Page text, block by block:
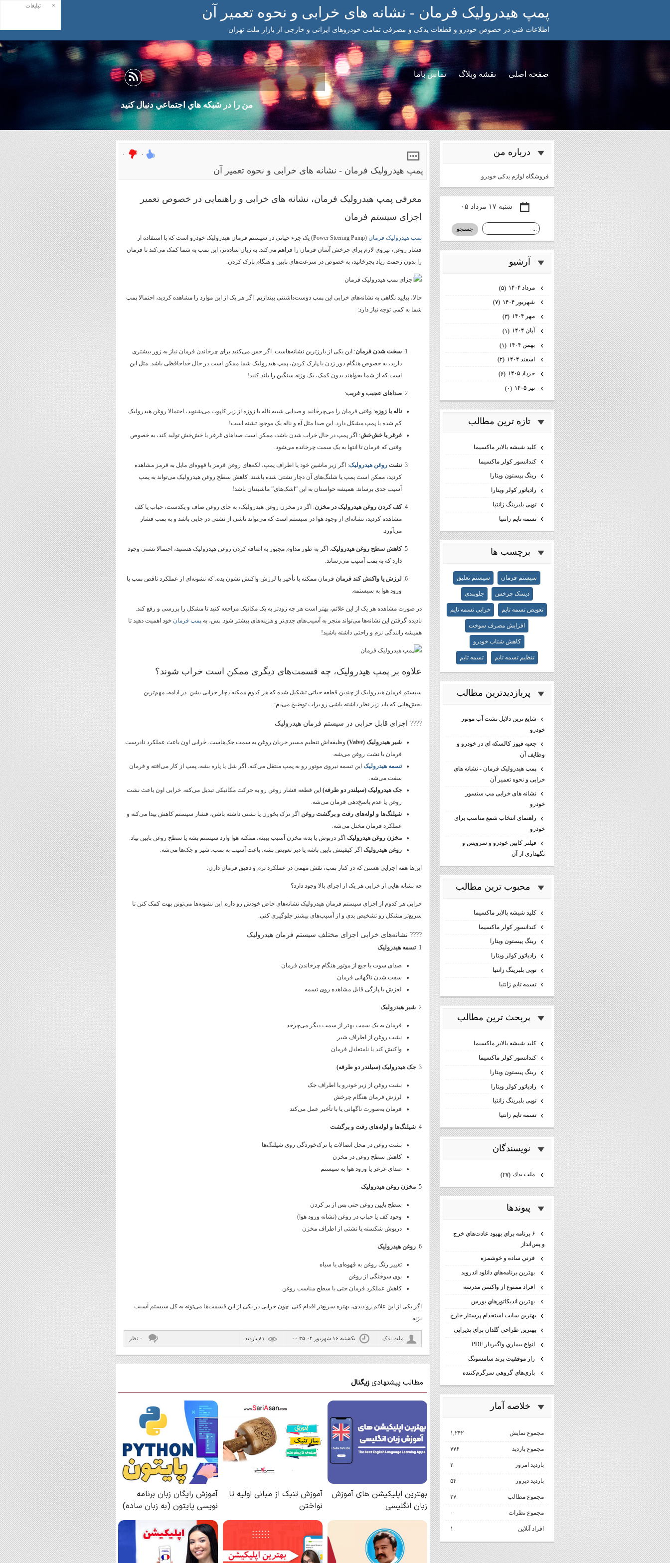
پمپ هیدرولیک فرمان - نشانه های خرابی و نحوه تعمیر آن
اطلاعات فنی در خصوص خودرو و قطعات یدکی و مصرفی تمامی خودروهای ایرانی و خارجی از بازار ملت تهران
صفحه اصلی نقشه وبلاگ تماس باما
من را در شبكه هاي اجتماعي دنبال كنيد
پمپ هیدرولیک فرمان - نشانه های خرابی و نحوه تعمیر آن
۰ ۰
معرفی پمپ هیدرولیک فرمان، نشانه های خرابی و راهنمایی در خصوص تعمیر
اجزای سیستم فرمان
پمپ هیدرولیک فرمان
(Power Steering Pump) یک جزء حیاتی در سیستم فرمان هیدرولیک خودرو است که با استفاده از
فشار روغن، نیروی لازم برای چرخش آسان فرمان را فراهم می‌کند. به زبان ساده‌تر، این پمپ به شما کمک می‌کند تا فرمان
را بدون زحمت زیاد بچرخانید، به خصوص در سرعت‌های پایین و هنگام پارک کردن.
حالا، بیایید نگاهی به نشانه‌های خرابی این پمپ دوست‌داشتنی بیندازیم. اگر هر یک از این موارد را مشاهده کردید، احتمالا پمپ
شما به کمی توجه نیاز دارد:
سخت شدن فرمان: این یکی از بارزترین نشانه‌هاست. اگر حس می‌کنید برای چرخاندن فرمان نیاز به زور بیشتری
دارید، به خصوص هنگام دور زدن یا پارک کردن، پمپ هیدرولیک شما ممکن است در حال خداحافظی باشد. مثل این
است که از شما بخواهند بدون کمک، یک وزنه سنگین را بلند کنید!
صداهای عجیب و غریب:
ناله یا زوزه: وقتی فرمان را می‌چرخانید و صدایی شبیه ناله یا زوزه از زیر کاپوت می‌شنوید، احتمالا روغن هیدرولیک
کم شده یا پمپ مشکل دارد. این صدا مثل آه و ناله یک موجود تشنه است!
غرغر یا خش‌خش: اگر پمپ در حال خراب شدن باشد، ممکن است صداهای غرغر یا خش‌خش تولید کند، به خصوص
وقتی که فرمان تا انتها به یک سمت چرخانده می‌شود.
نشت روغن هیدرولیک: اگر زیر ماشین خود یا اطراف پمپ، لکه‌های روغن قرمز یا قهوه‌ای مایل به قرمز مشاهده
کردید، ممکن است پمپ یا شلنگ‌های آن دچار نشتی شده باشند. کاهش سطح روغن هیدرولیک می‌تواند به پمپ
آسیب جدی برساند. همیشه حواستان به این “اشک‌های” ماشینتان باشد!
کف کردن روغن هیدرولیک در مخزن: اگر در مخزن روغن هیدرولیک، به جای روغن صاف و یکدست، حباب یا کف
مشاهده کردید، نشانه‌ای از وجود هوا در سیستم است که می‌تواند ناشی از نشتی در جایی باشد و به پمپ فشار
می‌آورد.
کاهش سطح روغن هیدرولیک: اگر به طور مداوم مجبور به اضافه کردن روغن هیدرولیک هستید، احتمالا نشتی وجود
دارد که به پمپ آسیب می‌رساند.
لرزش یا واکنش کند فرمان فرمان ممکنه با تأخیر یا لرزش واکنش نشون بده، که نشونه‌ای از عملکرد ناقص پمپ یا
ورود هوا به سیستمه.
در صورت مشاهده هر یک از این علائم، بهتر است هر چه زودتر به یک مکانیک مراجعه کنید تا مشکل را بررسی و رفع کند.
نادیده گرفتن این نشانه‌ها می‌تواند منجر به آسیب‌های جدی‌تر و هزینه‌های بیشتر شود. پس، به پمپ فرمان خود اهمیت دهید تا
همیشه رانندگی نرم و راحتی داشته باشید!
علاوه بر پمپ هیدرولیک، چه قسمت‌های دیگری ممکن است خراب شوند؟
سیستم فرمان هیدرولیک از چندین قطعه حیاتی تشکیل شده که هر کدوم ممکنه دچار خرابی بشن. در ادامه، مهم‌ترین
بخش‌هایی که باید زیر نظر داشته باشی رو برات توضیح می‌دم:
????️ اجزای قابل خرابی در سیستم فرمان هیدرولیک
شیر هیدرولیک (Valve)
وظیفه‌اش تنظیم مسیر جریان روغن به سمت جک‌هاست. خرابی اون باعث عملکرد نادرست
فرمان یا نشت روغن می‌شه.
تسمه هیدرولیک این تسمه نیروی موتور رو به پمپ منتقل می‌کنه. اگر شل یا پاره بشه، پمپ از کار می‌افته و فرمان
سفت می‌شه.
جک هیدرولیک (سیلندر دو طرفه) این قطعه فشار روغن رو به حرکت مکانیکی تبدیل می‌کنه. خرابی اون باعث نشت
روغن یا عدم پاسخ‌دهی فرمان می‌شه.
شیلنگ‌ها و لوله‌های رفت و برگشت روغن اگر ترک بخورن یا نشتی داشته باشن، فشار سیستم کاهش پیدا می‌کنه و
عملکرد فرمان مختل می‌شه.
مخزن روغن هیدرولیک اگر درپوش یا بدنه مخزن آسیب ببینه، ممکنه هوا وارد سیستم بشه یا سطح روغن پایین بیاد.
روغن هیدرولیک اگر کیفیتش پایین باشه یا دیر تعویض بشه، باعث آسیب به پمپ، شیر و جک‌ها می‌شه.
این‌ها همه اجزایی هستن که در کنار پمپ، نقش مهمی در عملکرد نرم و دقیق فرمان دارن.
چه نشانه هایی از خرابی هر یک از اجزای بالا وجود دارد؟
خرابی هر کدوم از اجزای سیستم فرمان هیدرولیک نشانه‌های خاص خودش رو داره. این نشونه‌ها می‌تونن بهت کمک کنن تا
سریع‌تر مشکل رو تشخیص بدی و از آسیب‌های بیشتر جلوگیری کنی.
???? نشانه‌های خرابی اجزای مختلف سیستم فرمان هیدرولیک
1. تسمه هیدرولیک
صدای سوت یا جیغ از موتور هنگام چرخاندن فرمان
سفت شدن ناگهانی فرمان
لغزش یا پارگی قابل مشاهده روی تسمه
2. شیر هیدرولیک
فرمان به یک سمت بهتر از سمت دیگر می‌چرخد
نشت روغن از اطراف شیر
واکنش کند یا نامتعادل فرمان
3. جک هیدرولیک (سیلندر دو طرفه)
نشت روغن از زیر خودرو یا اطراف جک
لرزش فرمان هنگام چرخش
فرمان به‌صورت ناگهانی یا با تأخیر عمل می‌کند
4. شیلنگ‌ها و لوله‌های رفت و برگشت
نشت روغن در محل اتصالات یا ترک‌خوردگی روی شیلنگ‌ها
کاهش سطح روغن در مخزن
صدای غرغر یا ورود هوا به سیستم
5. مخزن روغن هیدرولیک
سطح پایین روغن حتی پس از پر کردن
وجود کف یا حباب در روغن (نشانه ورود هوا)
درپوش شکسته یا نشتی از اطراف مخزن
6. روغن هیدرولیک
تغییر رنگ روغن به قهوه‌ای یا سیاه
بوی سوختگی از روغن
کاهش عملکرد فرمان حتی با سطح مناسب روغن
اگر یکی از این علائم رو دیدی، بهتره سریع‌تر اقدام کنی. چون خرابی در یکی از این قسمت‌ها می‌تونه به کل سیستم آسیب
بزنه
ملت یدک یکشنبه ۱۶ شهریور ۰۴ ۰۰:۳۵ ۰ نظر
درباره من
فروشگاه لوازم یدکی خودرو
شنبه ۱۷ مرداد ۰۵
آرشيو
مرداد ۱۴۰۴
(۵)
شهریور ۱۴۰۴
(۷)
مهر ۱۴۰۴
(۳)
آبان ۱۴۰۴
(۱)
بهمن ۱۴۰۴
(۱)
اسفند ۱۴۰۴
(۲)
خرداد ۱۴۰۵
(۶)
تیر ۱۴۰۵
(۰)
تازه ترين مطالب
كليد شيشه بالابر ماكسيما
كندانسور كولر ماكسيما
رینگ پیستون ویتارا
رادیاتور کولر ویتارا
توپی بلبرینگ زانتیا
تسمه تایم زانتیا
برچسب ها
سیستم فرمان سیستم تعلیق
دیسک چرخس جلوبندی
تعویض تسمه تایم خرابی تسمه تایم
افزایش مصرف سوخت
کاهش شتاب خودرو
تنظیم تسمه تایم تسمه تایم
پربازديدترين مطالب
شایع ترین دلایل نشت آب موتور
خودرو
جعبه فیوز کالسکه ای در خودرو و
وظایف آن
پمپ هیدرولیک فرمان - نشانه های
خرابی و نحوه تعمیر آن
نشانه های خرابی مپ سنسور
خودرو
راهنمای انتخاب شمع مناسب برای
خودرو
فیلتر کابین خودرو و سرویس و
نگهداری از آن
محبوب ترين مطالب
كليد شيشه بالابر ماكسيما
كندانسور كولر ماكسيما
رینگ پیستون ویتارا
رادیاتور کولر ویتارا
توپی بلبرینگ زانتیا
تسمه تایم زانتیا
پربحث ترين مطالب
كليد شيشه بالابر ماكسيما
كندانسور كولر ماكسيما
رینگ پیستون ویتارا
رادیاتور کولر ویتارا
توپی بلبرینگ زانتیا
تسمه تایم زانتیا
نويسندگان
ملت يدك (۲۷)
پيوندها
۶ برنامه براي بهبود عادت‌هاي خرج
و پس‌انداز
فرني ساده و خوشمزه
بهترين برنامه‌هاي دانلود اندرويد
افراد ممنوع از واكسن مدرسه
بهترين انديكاتورهاي بورس
بهترين سايت استخدام پرستار خارج
بهترين طراحي گلدان براي پذيرايي
انواع بيماري واگيردار PDF
راز موفقيت برند سامسونگ
بازي‌هاي گروهي سرگرم‌كننده
خلاصه آمار
مجموع نمایش‌ ۱,۲۴۲
مجموع بازدید ۷۷۶
بازدید امروز ۲
بازدید دیروز ۵۴
مجموع مطالب ۲۷
مجموع نظرات ۰
افراد آنلاین ۱
تبلیغات ×